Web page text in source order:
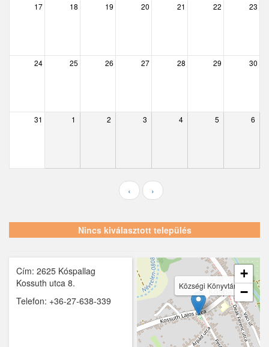
Délegyháza
Dunabogdány
Hernád
Iklad
Ipolydamásd
17 18 19 20 21 22 23
24 25 26 27 28 29 30
31 1 2 3 4 5 6
‹ ›
Nincs kiválasztott település
Cím: 2625 Kóspallag
Kossuth utca 8.
Telefon: +36-27-638-339
Községi Könyvtár
+
−